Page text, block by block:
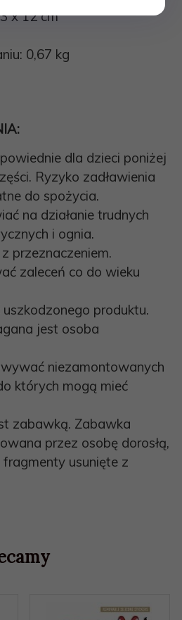
x 12 cm
0,67 kg
dla dzieci poniżej
Ryzyko zadławienia
do spożycia.
na działanie trudnych
i ognia.
przeznaczeniem.
zaleceń co do wieku
produktu.
jest osoba
niezamontowanych
których mogą mieć
zabawką. Zabawka
przez osobę dorosłą,
usunięte z